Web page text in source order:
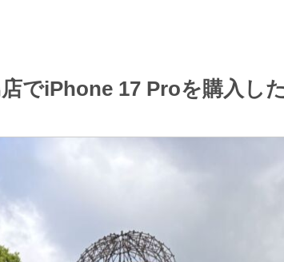
でiPhone 17 Proを購入した